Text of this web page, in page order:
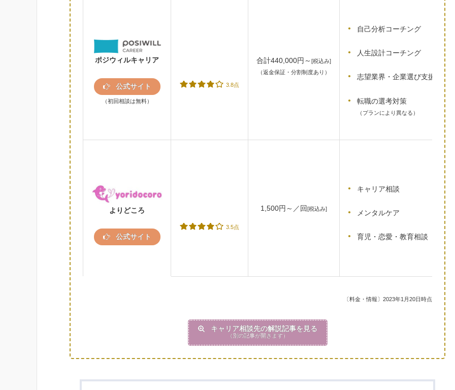
ポジウィルキャリア
公式サイト
（初回相談は無料）
3.8点
合計440,000円～ [税込み]
（返金保証・分割制度あり）
自己分析コーチング
人生設計コーチング
志望業界・企業選び支援
転職の選考対策
（プランにより異なる）
よりどころ
公式サイト
3.5点
1,500円～／回[税込み]
キャリア相談
メンタルケア
育児・恋愛・教育相談
〔料金・情報〕2023年1月20日時点
キャリア相談先の解説記事を見る
（別の記事が開きます）